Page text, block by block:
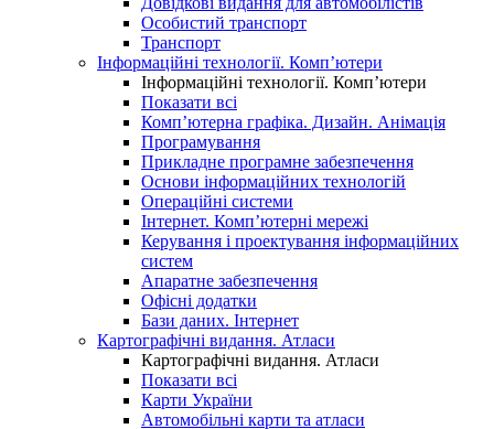
Особистий транспорт
Транспорт
Інформаційні технології. Комп’ютери
Інформаційні технології. Комп’ютери
Показати всі
Комп’ютерна графіка. Дизайн. Анімація
Програмування
Прикладне програмне забезпечення
Основи інформаційних технологій
Операційні системи
Інтернет. Комп’ютерні мережі
Керування і проектування інформаційних
систем
Апаратне забезпечення
Офісні додатки
Бази даних. Інтернет
Картографічні видання. Атласи
Картографічні видання. Атласи
Показати всі
Карти України
Автомобільні карти та атласи